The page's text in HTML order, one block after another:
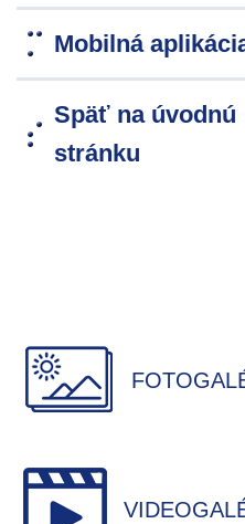
Mobilná
Späť na úvodnú
stránku